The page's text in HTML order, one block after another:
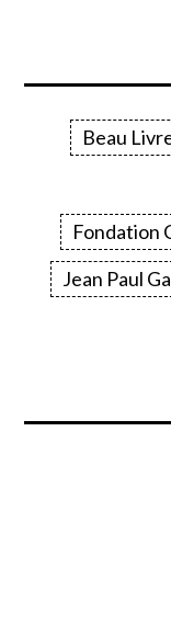
Beau
Fondation
Jean Paul